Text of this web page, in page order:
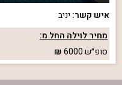
איש קשר: יניב
מחיר לוילה החל מ:
סופ״ש6000